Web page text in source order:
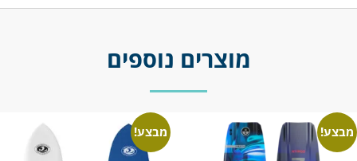
מוצרים נוספים
מבצע! מבצע!